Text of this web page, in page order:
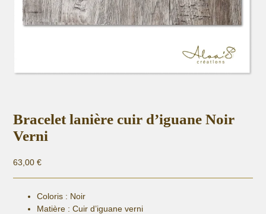
Bracelet lanière cuir d’iguane Noir
Verni
63,00€
Coloris : Noir
Matière : Cuir d’iguane verni